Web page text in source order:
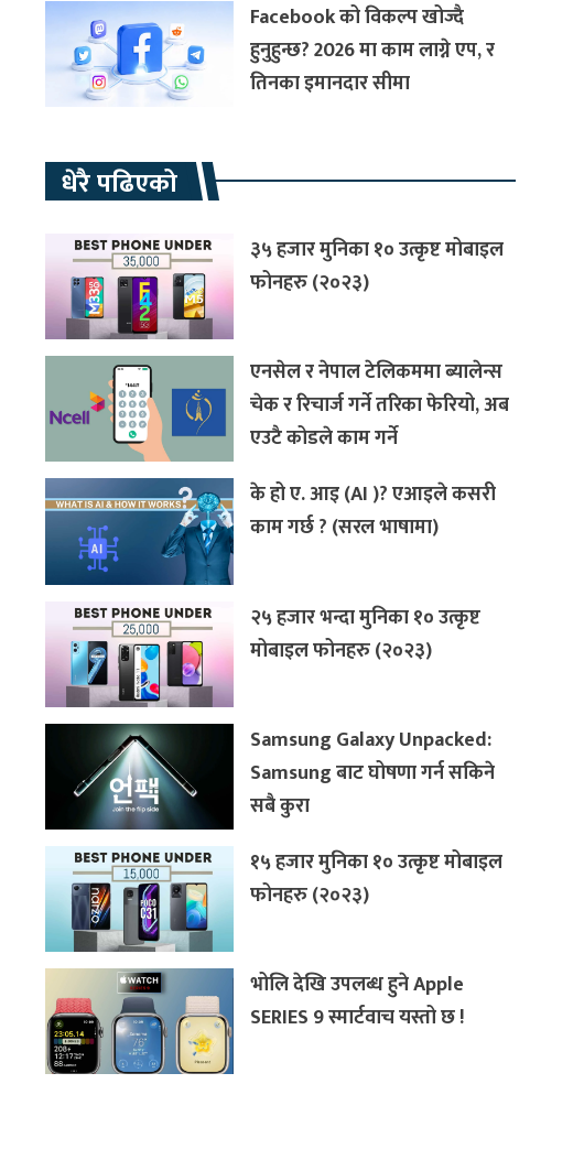
Facebook को विकल्प खोज्दै
हुनुहुन्छ? 2026 मा काम लाग्ने एप, र
तिनका इमानदार सीमा
धेरै पढिएको
३५ हजार मुनिका १० उत्कृष्ट मोबाइल
फोनहरु (२०२३)
एनसेल र नेपाल टेलिकममा ब्यालेन्स
चेक र रिचार्ज गर्ने तरिका फेरियो, अब
एउटै कोडले काम गर्ने
के हो ए. आइ (AI )? एआइले कसरी
काम गर्छ ? (सरल भाषामा)
२५ हजार भन्दा मुनिका १० उत्कृष्ट
मोबाइल फोनहरु (२०२३)
Samsung Galaxy Unpacked:
Samsung बाट घोषणा गर्न सकिने
सबै कुरा
१५ हजार मुनिका १० उत्कृष्ट मोबाइल
फोनहरु (२०२३)
भोलि देखि उपलब्ध हुने Apple
SERIES 9 स्मार्टवाच यस्तो छ !